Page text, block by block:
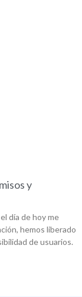
y
día de hoy me
hemos liberado
de usuarios.